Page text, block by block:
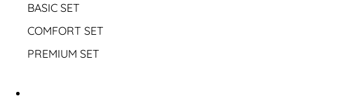
BASIC SET
COMFORT SET
PREMIUM SET